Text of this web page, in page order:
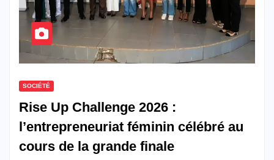
SOCIÉTÉ
Rise Up Challenge 2026 :
l’entrepreneuriat féminin célébré au
cours de la grande finale